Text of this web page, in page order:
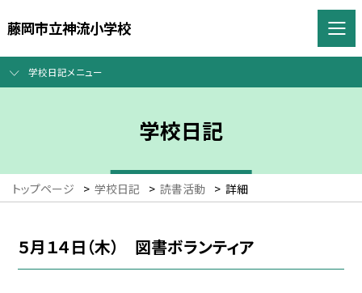
藤岡市立神流小学校
学校日記メニュー
学校日記
トップページ > 学校日記 > 読書活動 > 詳細
５月１４日（木） 図書ボランティア